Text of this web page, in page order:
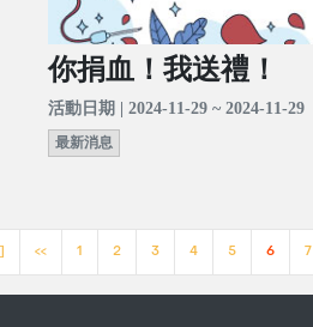
你捐血！我送禮！
活動日期 | 2024-11-29 ~ 2024-11-29
最新消息
<< 1 2 3 4 5 6 7